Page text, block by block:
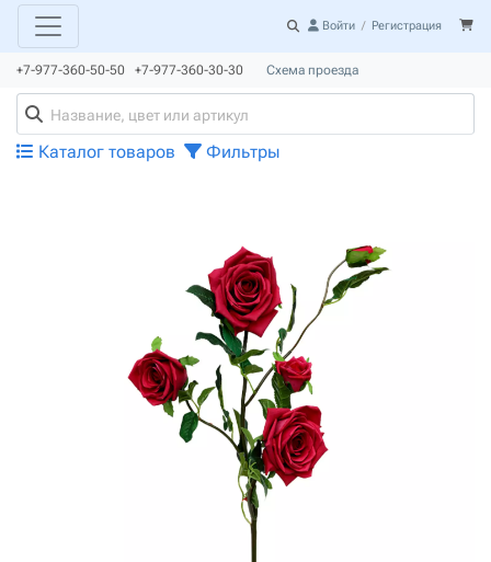
Войти / Регистрация
+7-977-360-50-50 +7-977-360-30-30 Схема проезда
Каталог товаров Фильтры